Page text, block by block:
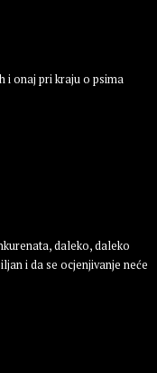
i onaj pri kraju o psima
daleko, daleko
i da se ocjenjivanje neće